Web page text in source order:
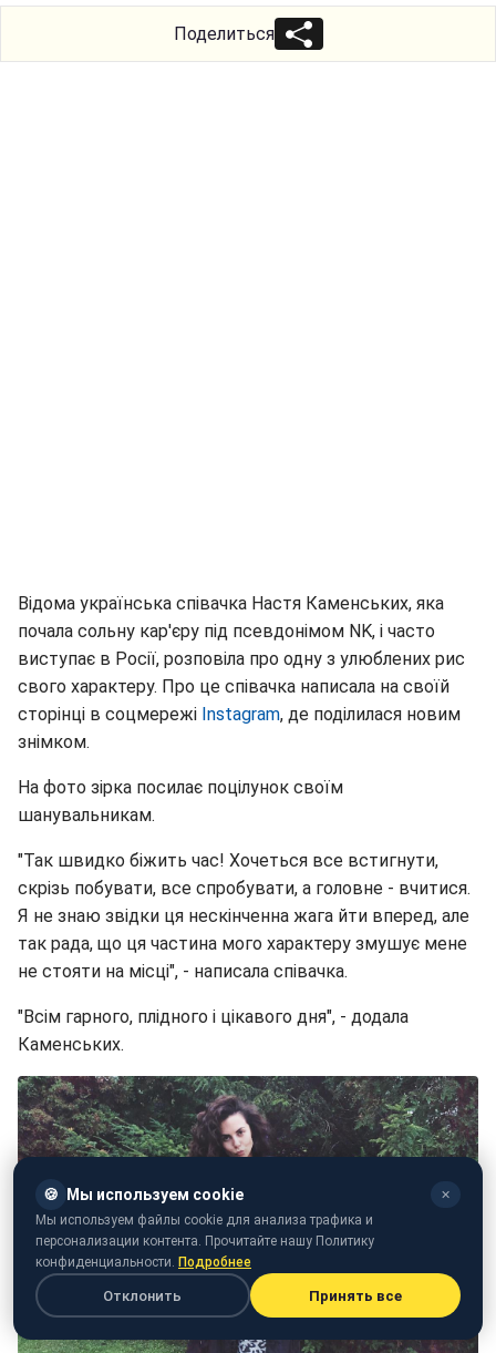
Поделиться
Відома українська співачка Настя Каменських, яка
почала сольну кар'єру під псевдонімом NK, і часто
виступає в Росії, розповіла про одну з улюблених рис
свого характеру. Про це співачка написала на своїй
сторінці в соцмережі Instagram, де поділилася новим
знімком.
На фото зірка посилає поцілунок своїм
шанувальникам.
"Так швидко біжить час! Хочеться все встигнути,
скрізь побувати, все спробувати, а головне - вчитися.
Я не знаю звідки ця нескінченна жага йти вперед, але
так рада, що ця частина мого характеру змушує мене
не стояти на місці", - написала співачка.
"Всім гарного, плідного і цікавого дня", - додала
Каменських.
🍪 Мы используем cookie ✕
Мы используем файлы cookie для анализа трафика и
персонализации контента. Прочитайте нашу Политику
конфиденциальности. Подробнее
Отклонить Принять все